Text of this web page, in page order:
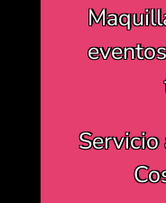
Servicio